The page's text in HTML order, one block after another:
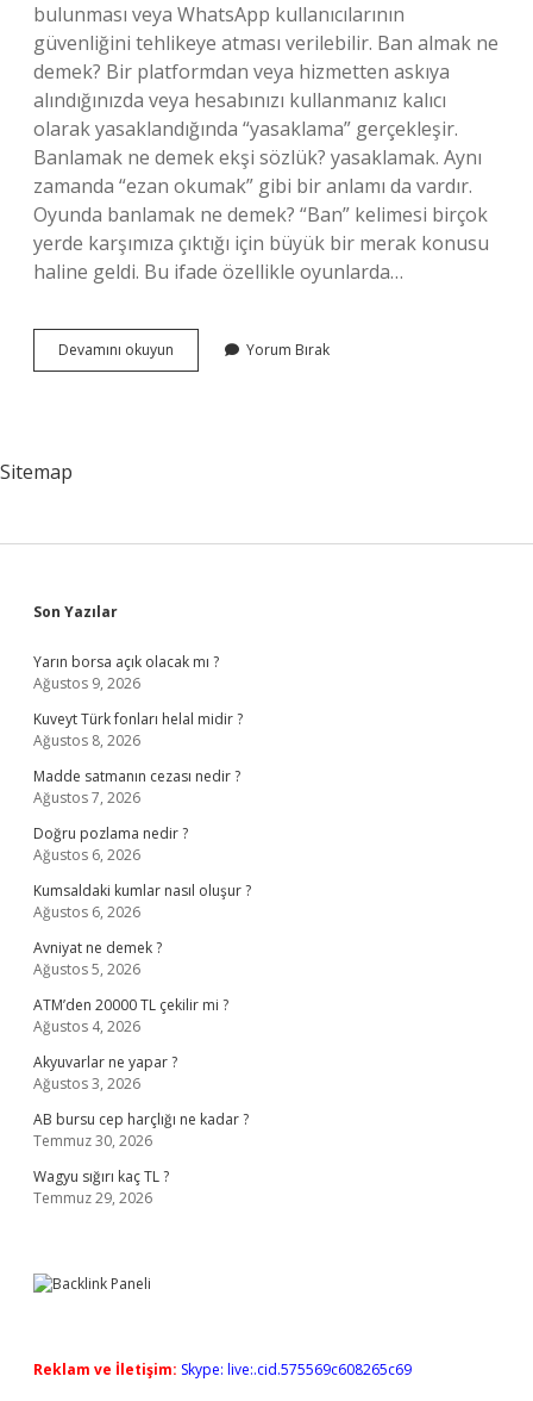
bulunması veya WhatsApp kullanıcılarının
güvenliğini tehlikeye atması verilebilir. Ban almak ne
demek? Bir platformdan veya hizmetten askıya
alındığınızda veya hesabınızı kullanmanız kalıcı
olarak yasaklandığında “yasaklama” gerçekleşir.
Banlamak ne demek ekşi sözlük? yasaklamak. Aynı
zamanda “ezan okumak” gibi bir anlamı da vardır.
Oyunda banlamak ne demek? “Ban” kelimesi birçok
yerde karşımıza çıktığı için büyük bir merak konusu
haline geldi. Bu ifade özellikle oyunlarda…
Devamını okuyun Banlamak
Ne
Yorum Bırak
Sitemap
Sidebar
Son Yazılar
Yarın borsa açık olacak mı ?
Ağustos 9, 2026
Kuveyt Türk fonları helal midir ?
Ağustos 8, 2026
Madde satmanın cezası nedir ?
Ağustos 7, 2026
Doğru pozlama nedir ?
Ağustos 6, 2026
Kumsaldaki kumlar nasıl oluşur ?
Ağustos 6, 2026
Avniyat ne demek ?
Ağustos 5, 2026
ATM’den 20000 TL çekilir mi ?
Ağustos 4, 2026
Akyuvarlar ne yapar ?
Ağustos 3, 2026
AB bursu cep harçlığı ne kadar ?
Temmuz 30, 2026
Wagyu sığırı kaç TL ?
Temmuz 29, 2026
Reklam ve İletişim: Skype: live:.cid.575569c608265c69